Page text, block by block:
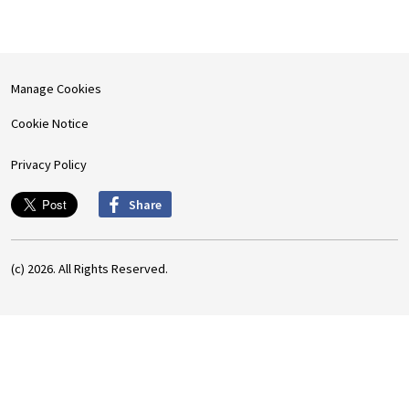
Manage Cookies
Cookie Notice
Privacy Policy
Share
(c) 2026. All Rights Reserved.